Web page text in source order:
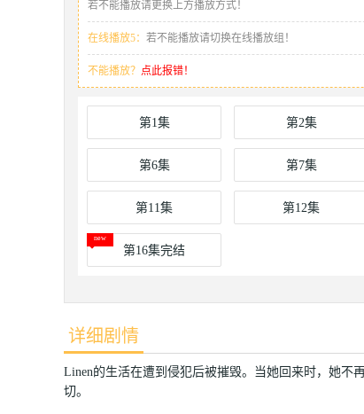
若不能播放请更换上方播放方式！
在线播放5： 若不能播放请切换在线播放组！
不能播放？ 点此报错！
第1集 第2集
第6集 第7集
第11集 第12集
第16集完结
详细剧情
Linen的生活在遭到侵犯后被摧毁。当她回来时，她不
切。